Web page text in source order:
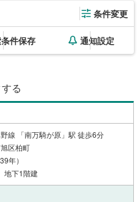
条件変更
件保存 通知設定
る
線 「南万騎が原」駅 徒歩6分
区柏町
年）
地下1階建